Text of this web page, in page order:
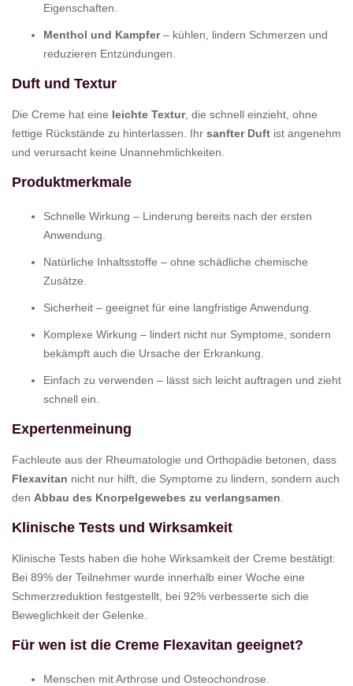
Eigenschaften.
Menthol und Kampfer– kühlen, lindern Schmerzen und
reduzieren Entzündungen.
Duft und Textur
Die Creme hat eine leichte Textur, die schnell einzieht, ohne
fettige Rückstände zu hinterlassen. Ihr sanfter Duft ist angenehm
und verursacht keine Unannehmlichkeiten.
Produktmerkmale
Schnelle Wirkung – Linderung bereits nach der ersten
Anwendung.
Natürliche Inhaltsstoffe – ohne schädliche chemische
Zusätze.
Sicherheit – geeignet für eine langfristige Anwendung.
Komplexe Wirkung – lindert nicht nur Symptome, sondern
bekämpft auch die Ursache der Erkrankung.
Einfach zu verwenden – lässt sich leicht auftragen und zieht
schnell ein.
Expertenmeinung
Fachleute aus der Rheumatologie und Orthopädie betonen, dass
Flexavitan nicht nur hilft, die Symptome zu lindern, sondern auch
den Abbau des Knorpelgewebes zu verlangsamen
Klinische Tests und Wirksamkeit
Klinische Tests haben die hohe Wirksamkeit der Creme bestätigt:
Bei 89% der Teilnehmer wurde innerhalb einer Woche eine
Schmerzreduktion festgestellt, bei 92% verbesserte sich die
Beweglichkeit der Gelenke.
Für wen ist die Creme Flexavitan geeignet?
Menschen mit Arthrose und Osteochondrose.